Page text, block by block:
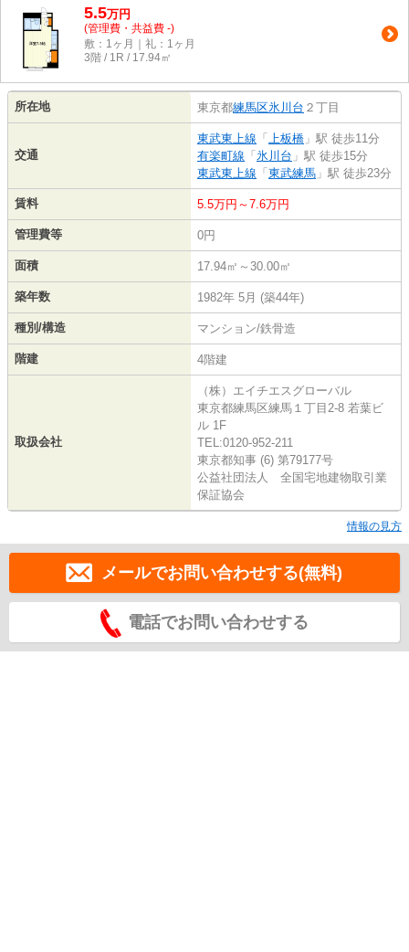
5.5万円
(管理費・共益費 -)
敷：1ヶ月｜礼：1ヶ月
3階 / 1R / 17.94㎡
所在地 東京都練馬区氷川台 ２丁目
交通
東武東上線 「 上板橋 」駅 徒歩11分
有楽町線 「 氷川台 」駅 徒歩15分
東武東上線 「 東武練馬 」駅 徒歩23分
賃料 5.5万円～7.6万円
管理費等 0円
面積 17.94㎡～30.00㎡
築年数 1982年 5月 (築44年)
種別/構造 マンション/鉄骨造
階建 4階建
取扱会社
（株）エイチエスグローバル
東京都練馬区練馬１丁目2-8 若葉ビ
ル 1F
TEL:0120-952-211
東京都知事 (6) 第79177号
公益社団法人 全国宅地建物取引業
保証協会
情報の見方
メールでお問い合わせする(無料)
電話でお問い合わせする